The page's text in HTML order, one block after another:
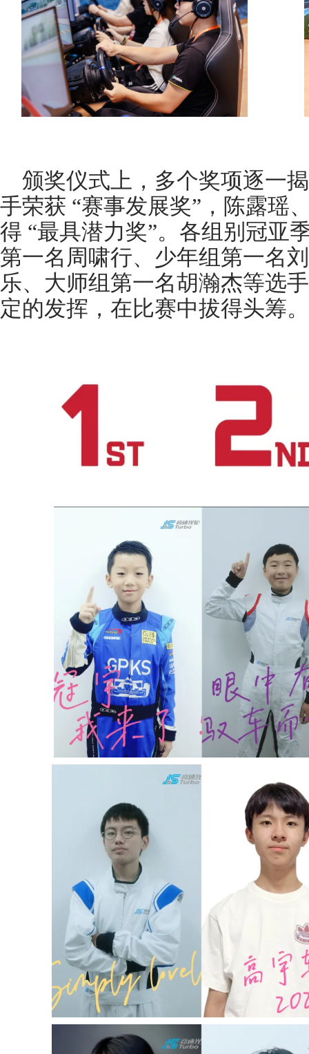
颁奖仪式上，多个奖项逐一
手荣获 “赛事发展奖”，陈露瑶
得 “最具潜力奖”。各组别冠亚
第一名周啸行、少年组第一名
乐、大师组第一名胡瀚杰等选
定的发挥，在比赛中拔得头筹。